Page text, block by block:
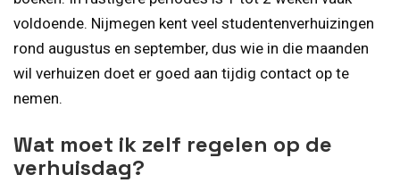
voldoende. Nijmegen kent veel studentenverhuizingen
rond augustus en september, dus wie in die maanden
wil verhuizen doet er goed aan tijdig contact op te
nemen.
Wat moet ik zelf regelen op de
verhuisdag?